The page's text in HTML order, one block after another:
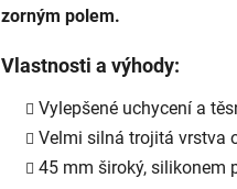
zorným polem.
Vlastnosti a výhody:
Vylepšené uchycení a
Velmi silná trojitá vrstva
45 mm široký, silikonem